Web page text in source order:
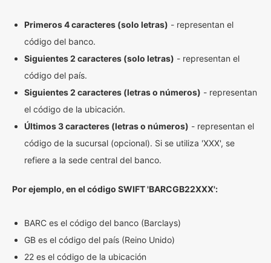
Primeros 4 caracteres (solo letras) - representan el
código del banco.
Siguientes 2 caracteres (solo letras) - representan el
código del país.
Siguientes 2 caracteres (letras o números) - representan
el código de la ubicación.
Últimos 3 caracteres (letras o números) - representan el
código de la sucursal (opcional). Si se utiliza 'XXX', se
refiere a la sede central del banco.
Por ejemplo, en el código SWIFT 'BARCGB22XXX':
BARC es el código del banco (Barclays)
GB es el código del país (Reino Unido)
22 es el código de la ubicación